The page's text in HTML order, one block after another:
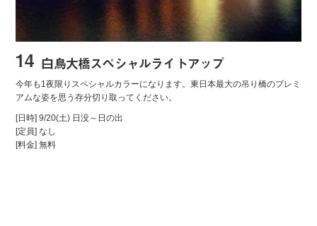
14 白鳥大橋スペシャルライトアップ
今年も1夜限りスペシャルカラーになります。東日本最大の吊り橋のプレミ
アムな姿を思う存分切り取ってください。
[日時] 9/20(土) 日没～日の出
[定員] なし
[料金] 無料